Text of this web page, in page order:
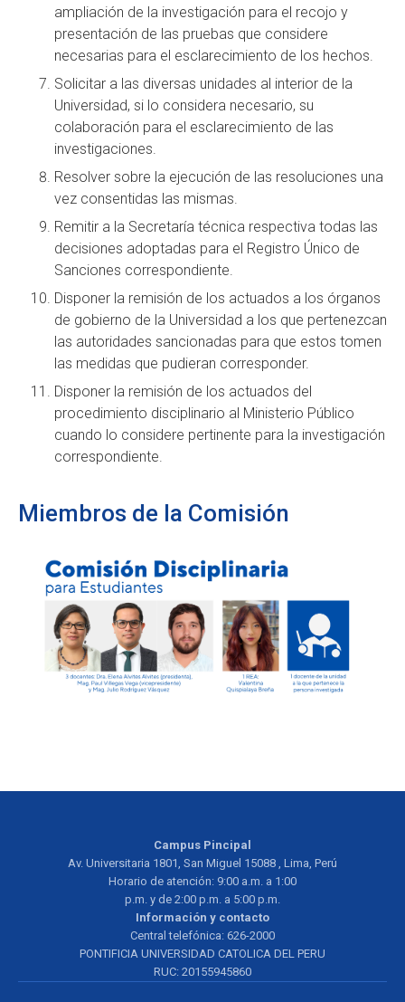
ampliación de la investigación para el recojo y
presentación de las pruebas que considere
necesarias para el esclarecimiento de los hechos.
Solicitar a las diversas unidades al interior de la
Universidad, si lo considera necesario, su
colaboración para el esclarecimiento de las
investigaciones.
Resolver sobre la ejecución de las resoluciones una
vez consentidas las mismas.
Remitir a la Secretaría técnica respectiva todas las
decisiones adoptadas para el Registro Único de
Sanciones correspondiente.
Disponer la remisión de los actuados a los órganos
de gobierno de la Universidad a los que pertenezcan
las autoridades sancionadas para que estos tomen
las medidas que pudieran corresponder.
Disponer la remisión de los actuados del
procedimiento disciplinario al Ministerio Público
cuando lo considere pertinente para la investigación
correspondiente.
Miembros de la Comisión
Campus Pincipal
Av. Universitaria 1801, San Miguel 15088 , Lima, Perú
Horario de atención: 9:00 a.m. a 1:00
p.m. y de 2:00 p.m. a 5:00 p.m.
Información y contacto
Central telefónica: 626-2000
PONTIFICIA UNIVERSIDAD CATOLICA DEL PERU
RUC: 20155945860